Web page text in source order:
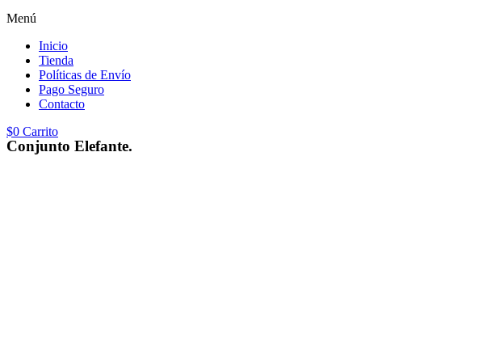
Menú
Inicio
Tienda
Políticas de Envío
Pago Seguro
Contacto
$0 Carrito
Conjunto Elefante.